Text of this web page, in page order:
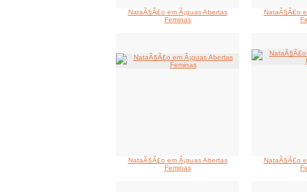
NataÃ§Ã£o em Ã¡guas Abertas
Feminas
NataÃ§Ã£o
NataÃ§Ã£o em Ã¡guas Abertas
Feminas
NataÃ§Ã£o